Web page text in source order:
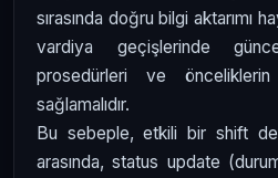
sırasında doğru bilgi aktarımı
vardiya geçişlerinde
prosedürleri ve
sağlamalıdır.
Bu sebeple, etkili bir shift
arasında, status update